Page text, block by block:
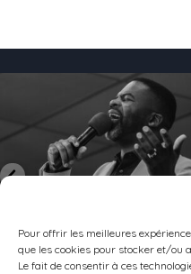
Pour offrir les meilleures
que les cookies pour stocker et/ou
Le fait de consentir à ces
1